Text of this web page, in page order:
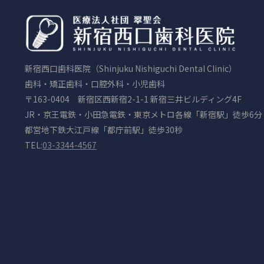
新宿西口歯科医院（Shinjuku Nishiguchi Dental Clinic）
歯科・矯正歯科・口腔外科・小児歯科
〒163-0404 新宿区西新宿2-1-1 新宿三井ビルディング4F
JR・京王電鉄・小田急電鉄・東京メトロ各線「新宿駅」徒歩6分
都営地下鉄大江戸線「都庁前駅」徒歩30秒
TEL:03-3344-4567